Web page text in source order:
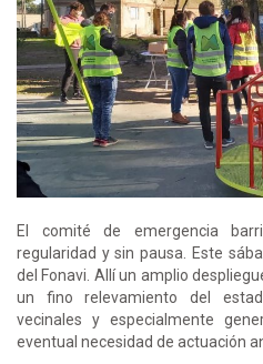
El comité de emergencia
regularidad y sin pausa. Este
del Fonavi. Allí un amplio
un fino relevamiento del
vecinales y especialmente
eventual necesidad de actuación